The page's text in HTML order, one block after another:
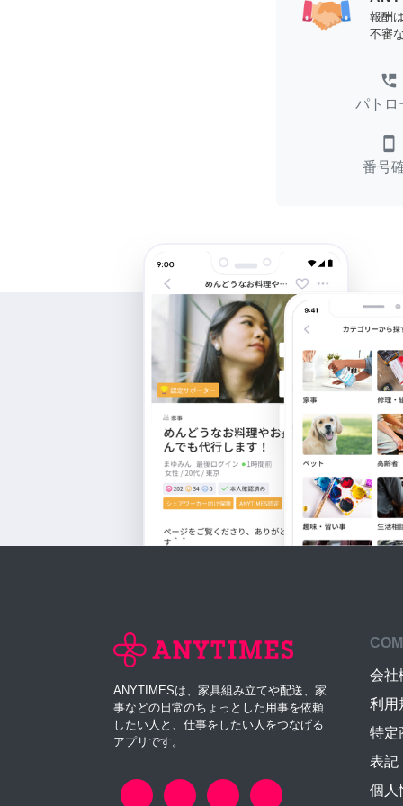
報酬
不審
perm_phone_msg
パトロ
smartphone
番号
ANYTIMESは、家具組み立てや配送、家
事などの日常のちょっとした用事を依頼
したい人と、仕事をしたい人をつなげる
アプリです。
会社
利用
特定
表記
個人